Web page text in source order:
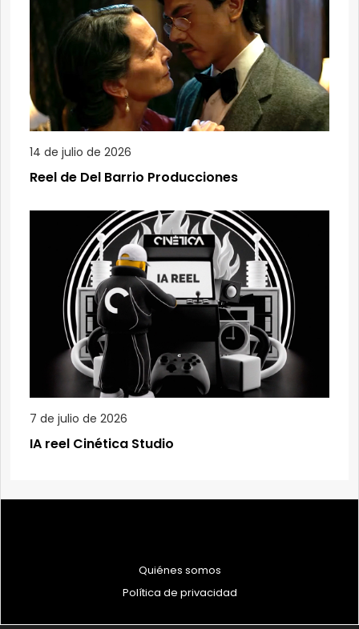
14 de julio de 2026
Reel de Del Barrio Producciones
7 de julio de 2026
IA reel Cinética Studio
Quiénes somos
Política de privacidad